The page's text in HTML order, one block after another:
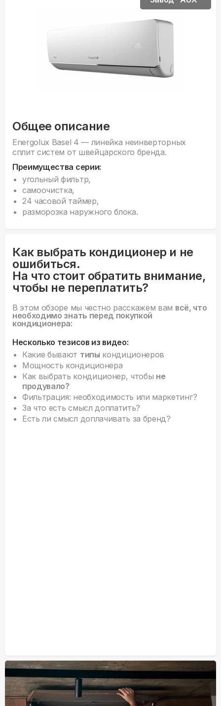
Общее описание
Energolux Basel 4 — линейка неинверторных
сплит систем от швейцарского бренда.
Преимущества серии:
угольный фильтр,
самоочистка,
24 часовой таймер,
разморозка наружного блока.
Как выбрать кондиционер и не
ошибиться.
На что стоит обратить внимание,
чтобы не переплатить?
В этом обзоре мы честно расскажем вам всё, что
необходимо знать перед покупкой
кондиционера:
Несколько тезисов из видео:
Какие бывают типы кондиционеров
Мощность кондиционера
Как выбрать кондиционер, чтобы не
продувало?
Фильтрация: необходимость или маркетинг?
За что есть смысл доплатить?
Есть ли смысл доплачивать за бренд?